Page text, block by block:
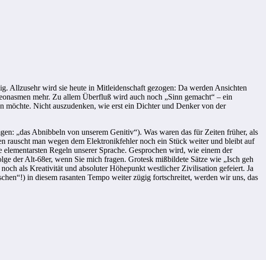
Allzusehr wird sie heute in Mitleidenschaft gezogen: Da werden Ansichten
mehr. Zu allem Überfluß wird auch noch „Sinn gemacht“ – ein
Nicht auszudenken, wie erst ein Dichter und Denker von der
„das Abnibbeln von unserem Genitiv“). Was waren das für Zeiten früher, als
rauscht man wegen dem Elektronikfehler noch ein Stück weiter und bleibt auf
Regeln unserer Sprache. Gesprochen wird, wie einem der
der Alt-68er, wenn Sie mich fragen. Grotesk mißbildete Sätze wie „Isch geh
als Kreativität und absoluter Höhepunkt westlicher Zivilisation gefeiert. Ja
in diesem rasanten Tempo weiter zügig fortschreitet, werden wir uns, das